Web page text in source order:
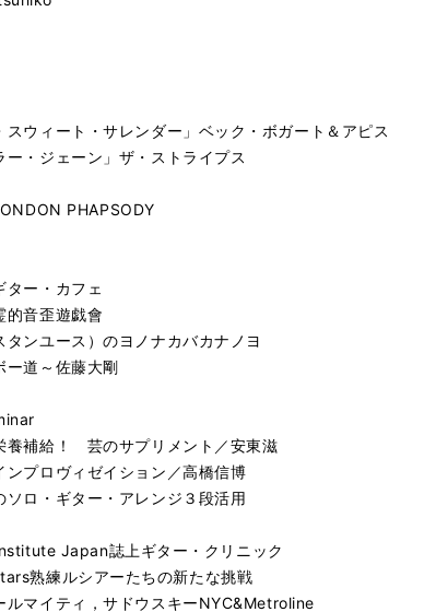
スウィート・サレンダー」ベック・ボガート＆アピス
ー・ジェーン」ザ・ストライプス
PHAPSODY
ター・カフェ
的音歪遊戯會
タンユース）のヨノナカバカナノヨ
ー道～佐藤大剛
養補給！ 芸のサプリメント／安東滋
ンプロヴィゼイション／高橋信博
ソロ・ギター・アレンジ３段活用
Japan誌上ギター・クリニック
熟練ルシアーたちの新たな挑戦
マイティ，サドウスキーNYC&Metroline